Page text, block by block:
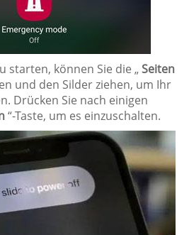
starten, können Sie die „Seiten
und den Silder ziehen, um Ihr
Drücken Sie nach einigen
“-Taste, um es einzuschalten.